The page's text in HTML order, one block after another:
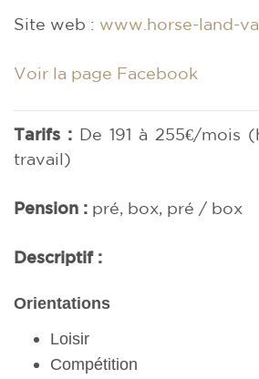
Site web : www.horse-land-
Voir la page Facebook
Tarifs : De 191 à 255€/mois
travail)
Pension : pré, box, pré / box
Descriptif :
Orientations
Loisir
Compétition